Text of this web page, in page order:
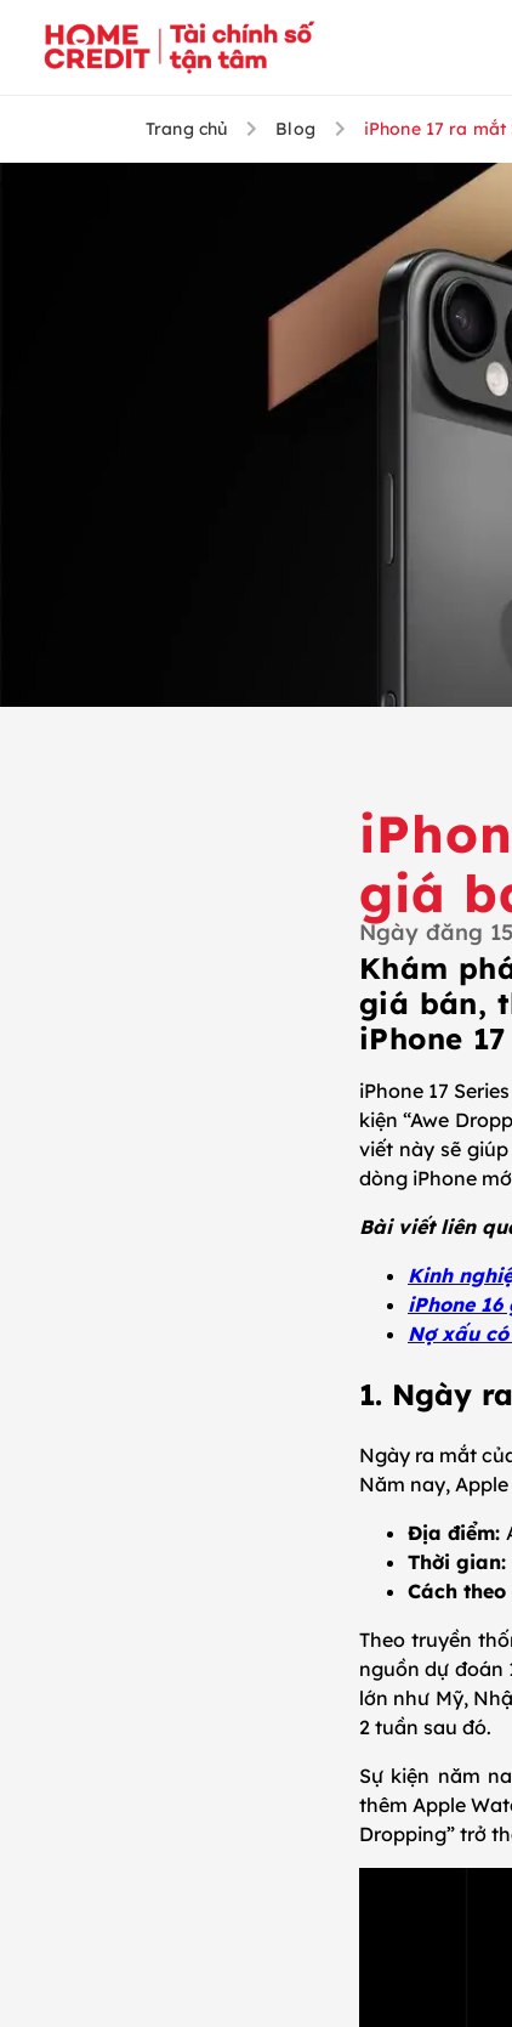
Trang chủ Blog iPhone 17 ra
giá
Ngày đăng
Khám
giá bán,
iPhone
iPhone 17
kiện “Awe
viết này sẽ
dòng iPhone
Bài viết liên
Kinh
iPhone
Nợ xấu
1. Ngày
Ngày ra mắt
Năm nay,
Địa điểm:
Thời gian:
Cách theo
Theo truyền
nguồn dự đoán
lớn như Mỹ,
2 tuần sau đó.
Sự kiện năm
thêm Apple
Dropping” trở